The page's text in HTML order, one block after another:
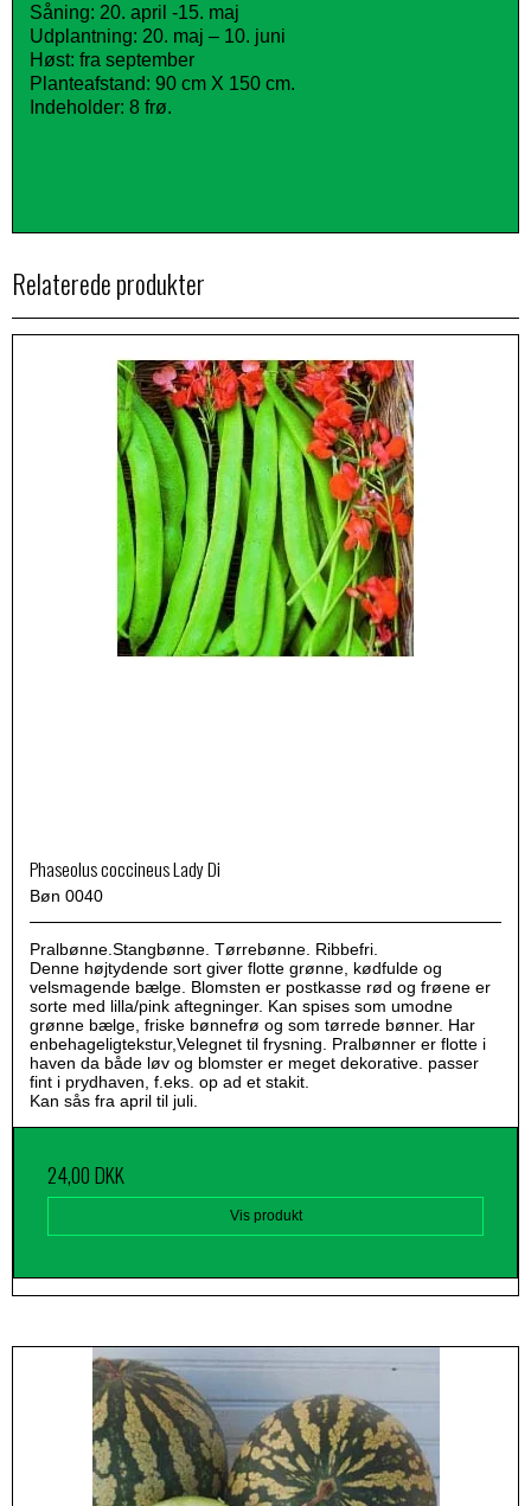
Såning: 20. april -15. maj
Udplantning: 20. maj – 10. juni
Høst: fra september
Planteafstand: 90 cm X 150 cm.
Indeholder: 8 frø.
Relaterede produkter
Phaseolus coccineus Lady Di
Bøn 0040
Pralbønne.Stangbønne. Tørrebønne. Ribbefri.
Denne højtydende sort giver flotte grønne, kødfulde og
velsmagende bælge. Blomsten er postkasse rød og frøene er
sorte med lilla/pink aftegninger. Kan spises som umodne
grønne bælge, friske bønnefrø og som tørrede bønner. Har
enbehageligtekstur,Velegnet til frysning. Pralbønner er flotte i
haven da både løv og blomster er meget dekorative. passer
fint i prydhaven, f.eks. op ad et stakit.
Kan sås fra april til juli.
24,00 DKK
Vis produkt